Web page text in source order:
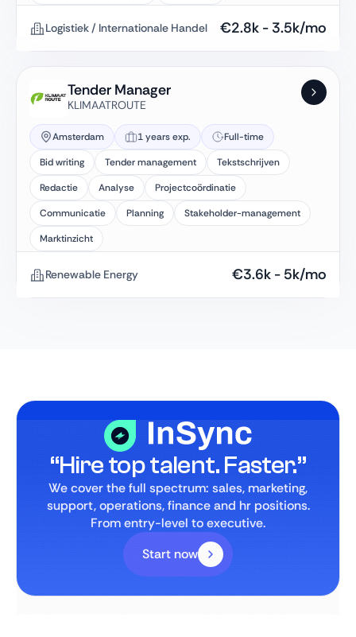
Logistiek / Internationale Handel €2.8k - 3.5k/mo
Tender Manager
KLIMAATROUTE
Amsterdam 1 years exp.
Full-time
Bid writing
Tender management
Tekstschrijven
Redactie
Analyse
Projectcoördinatie
Communicatie
Planning
Stakeholder-management
Marktinzicht
Renewable Energy €3.6k - 5k/mo
“Hire top talent. Faster.”
We cover the full spectrum: sales, marketing,
support, operations, finance and hr positions.
From entry-level to executive.
Start now